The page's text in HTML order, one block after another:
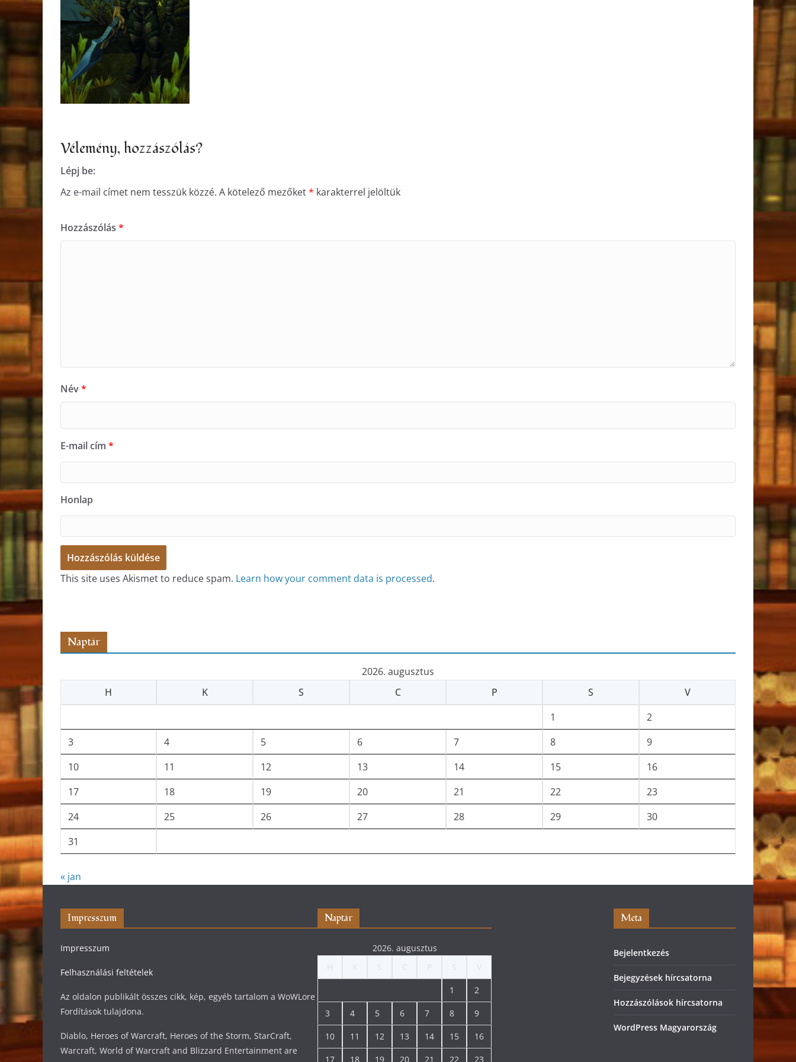
Vélemény, hozzászólás?
Lépj be:
Az e-mail címet nem tesszük közzé. A kötelező mezőket* karakterrel jelöltük
Hozzászólás *
Név*
E-mail cím *
Honlap
This site uses Akismet to reduce spam. Learn how your comment data is processed.
Naptár
2026. augusztus
H
K S C P S
V
1
2
3
4 5 6 7 8
9
10
11 12 13 14 15
16
17
18 19 20 21 22
23
24
25 26 27 28 29
30
31
« jan
Impresszum
Impresszum
Felhasználási feltételek
Az oldalon publikált összes cikk, kép, egyéb tartalom a WoWLore
Fordítások tulajdona.
Diablo, Heroes of Warcraft, Heroes of the Storm, StarCraft,
Warcraft, World of Warcraft and Blizzard Entertainment are
Naptár
2026. augusztus
1 2
3 4 5 6 7 8 9
10 11 12 13 14 15 16
17 18 19 20 21 22 23
Meta
Bejelentkezés
Bejegyzések hírcsatorna
Hozzászólások hírcsatorna
WordPress Magyarország